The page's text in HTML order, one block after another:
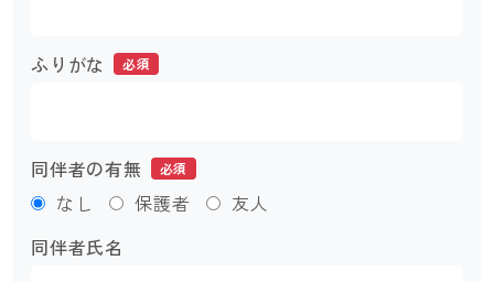
ふりがな 必須
同伴者の有無 必須
なし 保護者
友人
同伴者氏名